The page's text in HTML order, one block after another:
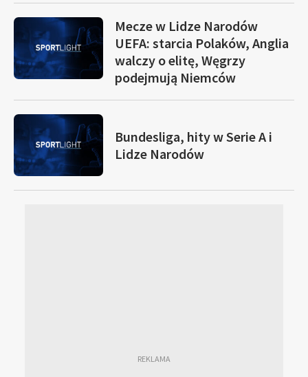
Mecze w Lidze Narodów
UEFA: starcia Polaków, Anglia
walczy o elitę, Węgrzy
podejmują Niemców
Bundesliga, hity w Serie A i
Lidze Narodów